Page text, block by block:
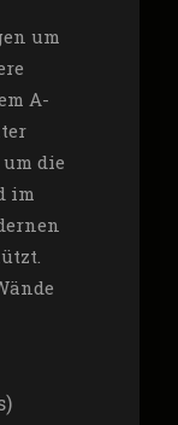
um
A-
die
im